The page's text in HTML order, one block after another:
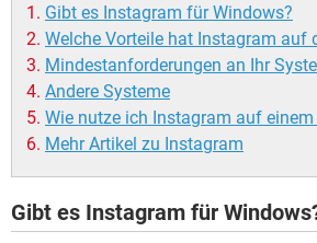
Gibt es Instagram für Windows?
Welche Vorteile hat Instagram auf
Mindestanforderungen an Ihr
Andere Systeme
Wie nutze ich Instagram auf
Mehr Artikel zu Instagram
Gibt es Instagram für